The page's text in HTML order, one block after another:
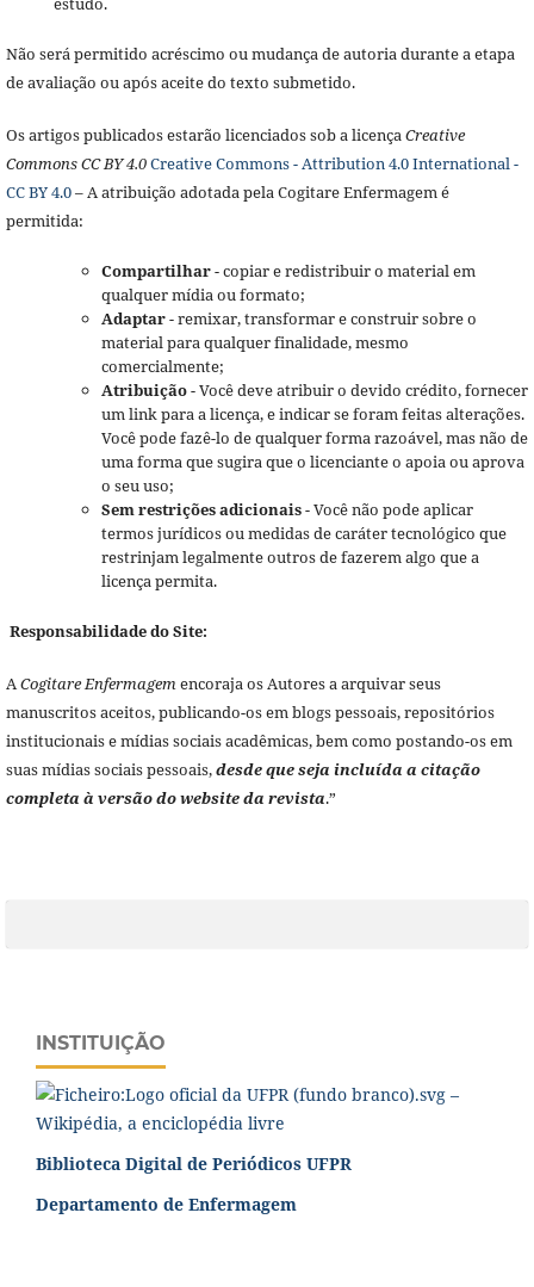
Não será permitido acréscimo ou mudança de autoria durante a etapa
de avaliação ou após aceite do texto submetido.
Os artigos publicados estarão licenciados sob a licençaCreative
Commons CC BY 4.0Creative Commons - Attribution 4.0 International -
CC BY 4.0– A atribuição adotada pela Cogitare Enfermagem é
permitida:
Compartilhar- copiar e redistribuir o material em
qualquer mídia ou formato;
Adaptar- remixar, transformar e construir sobre o
material para qualquer finalidade, mesmo
comercialmente;
Atribuição- Você deve atribuir o devido crédito, fornecer
um link para a licença, e indicar se foram feitas alterações.
Você pode fazê-lo de qualquer forma razoável, mas não de
uma forma que sugira que o licenciante o apoia ou aprova
o seu uso;
Sem restrições adicionais- Você não pode aplicar
termos jurídicos ou medidas de caráter tecnológico que
restrinjam legalmente outros de fazerem algo que a
licença permita.
Responsabilidade do Site:
ACogitare Enfermagemencoraja os Autores a arquivar seus
manuscritos aceitos, publicando-os em blogs pessoais, repositórios
institucionais e mídias sociais acadêmicas, bem como postando-os em
suas mídias sociais pessoais,desde que seja incluída a citação
completa à versão do website da revista.”
INSTITUIÇÃO
Biblioteca Digital de Periódicos UFPR
Departamento de Enfermagem